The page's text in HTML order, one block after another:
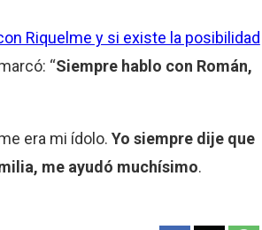
Riquelme y si existe la posibilidad
“Siempre hablo con Román,
era mi ídolo. Yo siempre dije que
me ayudó muchísimo.